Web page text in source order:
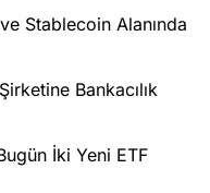
Stablecoin Alanında
Bankacılık
İki Yeni ETF